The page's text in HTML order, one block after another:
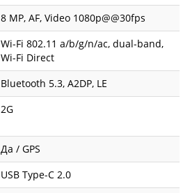
8 MP, AF, Video 1080p@@30fps
Wi-Fi 802.11 a/b/g/n/ac, dual-band,
Wi-Fi Direct
Bluetooth 5.3, A2DP, LE
2G
Да / GPS
USB Type-C 2.0